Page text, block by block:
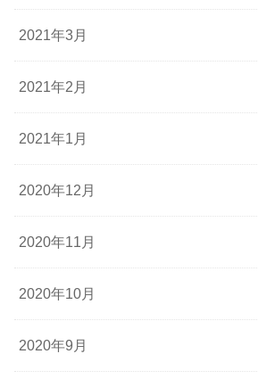
2021年3月
2021年2月
2021年1月
2020年12月
2020年11月
2020年10月
2020年9月